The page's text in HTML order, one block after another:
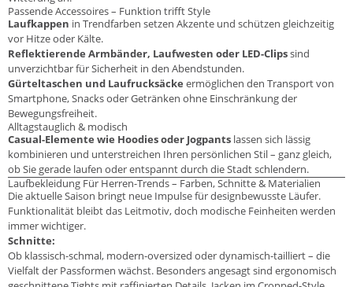
Passende Accessoires – Funktion trifft Style
Laufkappen in Trendfarben setzen Akzente und schützen gleichzeitig
vor Hitze oder Kälte.
Reflektierende Armbänder, Laufwesten oder LED-Clipssind
unverzichtbar für Sicherheit in den Abendstunden.
Gürteltaschen und Laufrucksäcke ermöglichen den Transport von
Smartphone, Snacks oder Getränken ohne Einschränkung der
Bewegungsfreiheit.
Alltagstauglich & modisch
Casual-Elemente wie Hoodies oder Jogpants lassen sich lässig
kombinieren und unterstreichen Ihren persönlichen Stil – ganz gleich,
ob Sie gerade laufen oder entspannt durch die Stadt schlendern.
Laufbekleidung Für Herren-Trends – Farben, Schnitte & Materialien
Die aktuelle Saison bringt neue Impulse für designbewusste Läufer.
Funktionalität bleibt das Leitmotiv, doch modische Feinheiten werden
immer wichtiger.
Schnitte:
Ob klassisch-schmal, modern-oversized oder dynamisch-tailliert – die
Vielfalt der Passformen wächst. Besonders angesagt sind ergonomisch